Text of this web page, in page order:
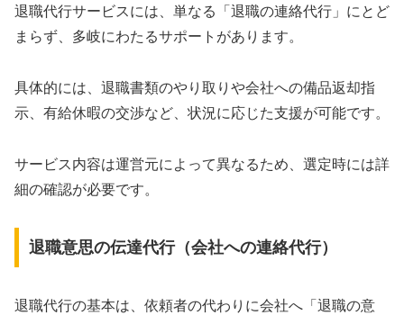
退職代行サービスには、単なる「退職の連絡代行」にとど
まらず、多岐にわたるサポートがあります。
具体的には、退職書類のやり取りや会社への備品返却指
示、有給休暇の交渉など、状況に応じた支援が可能です。
サービス内容は運営元によって異なるため、選定時には詳
細の確認が必要です。
退職意思の伝達代行（会社への連絡代行）
退職代行の基本は、依頼者の代わりに会社へ「退職の意